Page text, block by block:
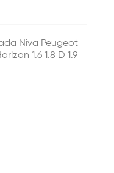
Niva Peugeot
1.6 1.8 D 1.9